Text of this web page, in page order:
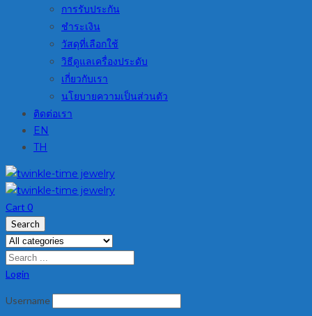
การรับประกัน
ชำระเงิน
วัสดุที่เลือกใช้
วิธีดูแลเครื่องประดับ
เกี่ยวกับเรา
นโยบายความเป็นส่วนตัว
ติดต่อเรา
EN
TH
Cart 0
Search
Login
Username